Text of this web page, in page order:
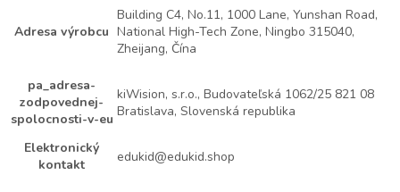
Adresa výrobcu
Building C4, No.11, 1000 Lane, Yunshan Road,
National High-Tech Zone, Ningbo 315040,
Zheijang, Čína
pa_adresa-
zodpovednej-
spolocnosti-v-eu
kiWision, s.r.o., Budovateľská 1062/25 821 08
Bratislava, Slovenská republika
Elektronický
kontakt
edukid@edukid.shop